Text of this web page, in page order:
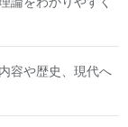
容や歴史、現代へ